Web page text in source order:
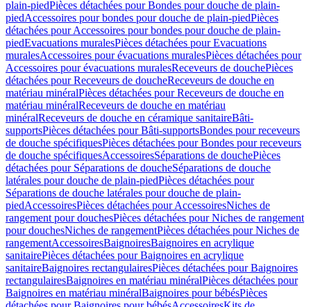
plain-piedPièces détachées pour Bondes pour douche de plain-
piedAccessoires pour bondes pour douche de plain-piedPièces
détachées pour Accessoires pour bondes pour douche de plain-
piedEvacuations muralesPièces détachées pour Evacuations
muralesAccessoires pour évacuations muralesPièces détachées pour
Accessoires pour évacuations muralesReceveurs de douchePièces
détachées pour Receveurs de doucheReceveurs de douche en
matériau minéralPièces détachées pour Receveurs de douche en
matériau minéralReceveurs de douche en matériau
minéralReceveurs de douche en céramique sanitaireBâti-
supportsPièces détachées pour Bâti-supportsBondes pour receveurs
de douche spécifiquesPièces détachées pour Bondes pour receveurs
de douche spécifiquesAccessoiresSéparations de douchePièces
détachées pour Séparations de doucheSéparations de douche
latérales pour douche de plain-piedPièces détachées pour
Séparations de douche latérales pour douche de plain-
piedAccessoiresPièces détachées pour AccessoiresNiches de
rangement pour douchesPièces détachées pour Niches de rangement
pour douchesNiches de rangementPièces détachées pour Niches de
rangementAccessoiresBaignoiresBaignoires en acrylique
sanitairePièces détachées pour Baignoires en acrylique
sanitaireBaignoires rectangulairesPièces détachées pour Baignoires
rectangulairesBaignoires en matériau minéralPièces détachées pour
Baignoires en matériau minéralBaignoires pour bébésPièces